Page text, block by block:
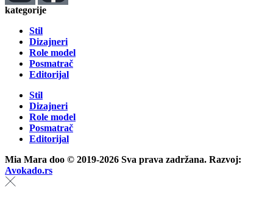
kategorije
Stil
Dizajneri
Role model
Posmatrač
Editorijal
Stil
Dizajneri
Role model
Posmatrač
Editorijal
Mia Mara doo © 2019-2026 Sva prava zadržana. Razvoj:
Avokado.rs